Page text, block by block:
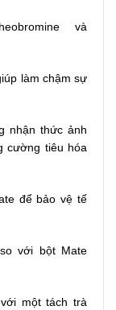
và
làm chậm sự
nhận thức ảnh
cường tiêu hóa
để bảo vệ tế
với bột Mate
một tách trà